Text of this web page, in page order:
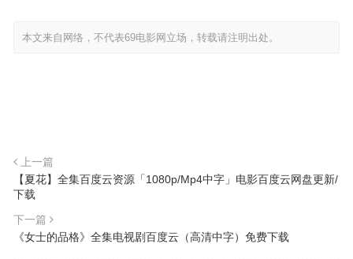
本文来自网络，不代表69电影网立场，转载请注明出处。
上一篇
【夏花】全集百度云资源「1080p/Mp4中字」电影百度云网盘更新/
下载
下一篇
《女士的品格》全集电视剧百度云（高清中字）免费下载